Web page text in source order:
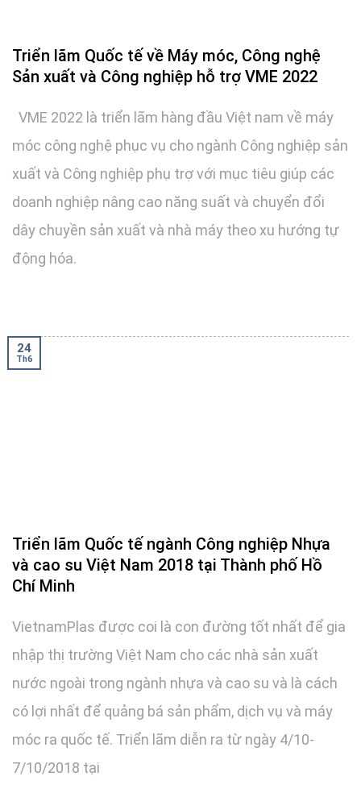
Triển lãm Quốc tế về Máy móc, Công nghệ
Sản xuất và Công nghiệp hỗ trợ VME 2022
VME 2022 là triển lãm hàng đầu Việt nam về máy
móc công nghệ phục vụ cho ngành Công nghiệp sản
xuất và Công nghiệp phụ trợ với mục tiêu giúp các
doanh nghiệp nâng cao năng suất và chuyển đổi
dây chuyền sản xuất và nhà máy theo xu hướng tự
động hóa.
Triển lãm Quốc tế ngành Công nghiệp Nhựa
và cao su Việt Nam 2018 tại Thành phố Hồ
Chí Minh
VietnamPlas được coi là con đường tốt nhất để gia
nhập thị trường Việt Nam cho các nhà sản xuất
nước ngoài trong ngành nhựa và cao su và là cách
có lợi nhất để quảng bá sản phẩm, dịch vụ và máy
móc ra quốc tế. Triển lãm diễn ra từ ngày 4/10-
7/10/2018 tại
24
Th6